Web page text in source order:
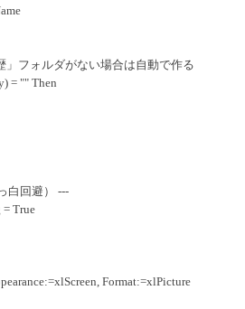
フォルダがない場合は自動で作る
= "" Then
白回避） ---
True
Format:=xlPicture